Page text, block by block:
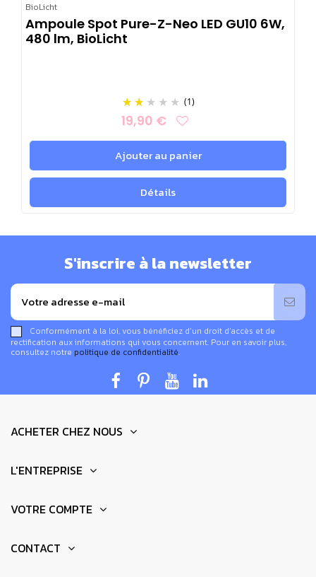
BioLicht
Ampoule Spot Pure-Z-Neo LED GU10 6W,
480 lm, BioLicht
(1)
19,90 €
Ajouter au panier
Détails
S'inscrire à la newsletter
Conformément à la loi, vous bénéficiez d’un droit d’accès et de
rectification aux informations qui vous concernent. Pour en savoir plus,
consultez notre politique de confidentialité.
ACHETER CHEZ NOUS
L'ENTREPRISE
VOTRE COMPTE
CONTACT